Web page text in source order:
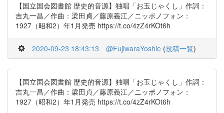
【国立国会図書館 歴史的音源】独唱「お玉じゃくし」作詞：
吉丸一昌／作曲：梁田貞／藤原義江／ニッポノフォン：
1927（昭和2）年1月発売 https://t.co/4zZ4rKOt6h
2020-09-23 18:43:13 @FujiwaraYoshie (投稿一覧)
【国立国会図書館 歴史的音源】独唱「お玉じゃくし」作詞：
吉丸一昌／作曲：梁田貞／藤原義江／ニッポノフォン：
1927（昭和2）年1月発売 https://t.co/4zZ4rKOt6h